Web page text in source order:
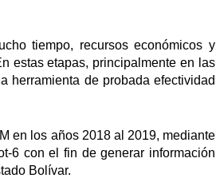
tiempo, recursos económicos y
estas etapas, principalmente en las
herramienta de probada efectividad
en los años 2018 al 2019, mediante
6 con el fin de generar información
Bolívar.